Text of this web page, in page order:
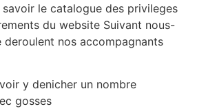
le catalogue des privileges
du website Suivant nous-
deroulent nos accompagnants
y denicher un nombre
gosses